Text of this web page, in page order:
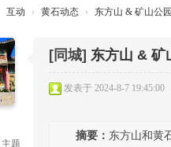
互动 › 黄石动态 › 东方山 & 矿山公
主题
[同城] 东方山 & 矿
发表于 2024-8-7 19:45:00
摘要： 东方山和黄